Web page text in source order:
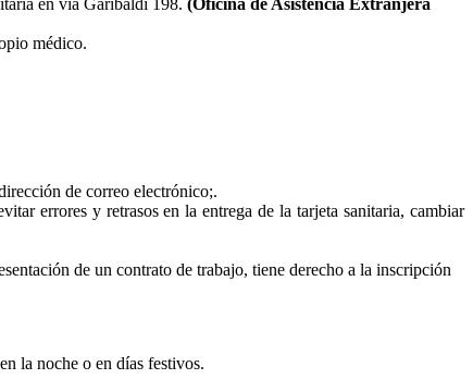
en vía Garibaldi 198. (Oficina de Asistencia Extranjera
médico.
de correo electrónico;.
errores y retrasos en la entrega de la tarjeta sanitaria, cambiar
de un contrato de trabajo, tiene derecho a la inscripción
la noche o en días festivos.